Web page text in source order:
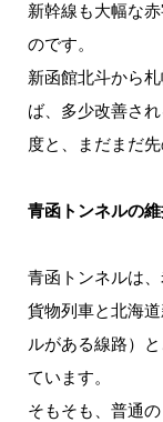
新幹線も大幅な
のです。
新函館北斗から
ば、多少改善さ
度と、まだまだ先
青函トンネルの
青函トンネルは
貨物列車と北海
ルがある線路）
ています。
そもそも、普通